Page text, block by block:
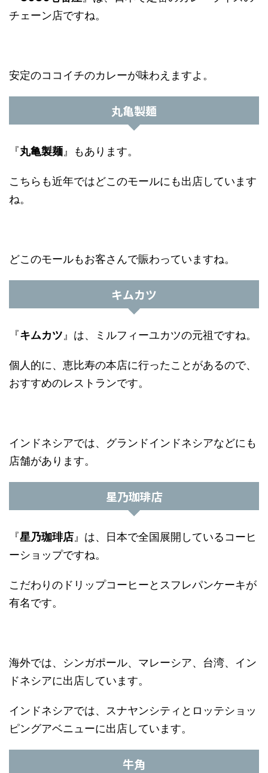
チェーン店ですね。
安定のココイチのカレーが味わえますよ。
丸亀製麺
『丸亀製麺 』もあります。
こちらも近年ではどこのモールにも出店しています
ね。
どこのモールもお客さんで賑わっていますね。
キムカツ
『キムカツ 』は、ミルフィーユカツの元祖ですね。
個人的に、恵比寿の本店に行ったことがあるので、
おすすめのレストランです。
インドネシアでは、グランドインドネシアなどにも
店舗があります。
星乃珈琲店
『星乃珈琲店 』は、日本で全国展開しているコーヒ
ーショップですね。
こだわりのドリップコーヒーとスフレパンケーキが
有名です。
海外では、シンガポール、マレーシア、台湾、イン
ドネシアに出店しています。
インドネシアでは、スナヤンシティとロッテショッ
ピングアベニューに出店しています。
牛角